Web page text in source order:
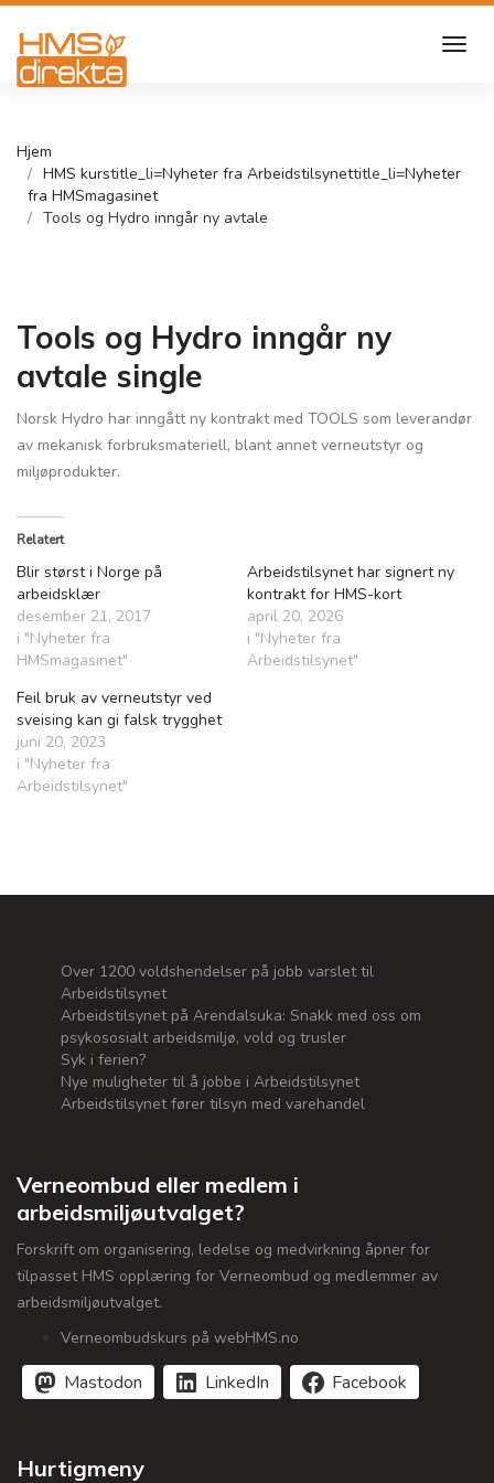
Hjem
HMS kurstitle_li=Nyheter fra Arbeidstilsynettitle_li=Nyheter
fra HMSmagasinet
Tools og Hydro inngår ny avtale
Tools og Hydro inngår ny
avtale single
Norsk Hydro har inngått ny kontrakt med TOOLS som leverandør
av mekanisk forbruksmateriell, blant annet verneutstyr og
miljøprodukter.
Relatert
Blir størst i Norge på
arbeidsklær
desember 21, 2017
i "Nyheter fra
HMSmagasinet"
Arbeidstilsynet har signert ny
kontrakt for HMS-kort
april 20, 2026
i "Nyheter fra
Arbeidstilsynet"
Feil bruk av verneutstyr ved
sveising kan gi falsk trygghet
juni 20, 2023
i "Nyheter fra
Arbeidstilsynet"
Over 1200 voldshendelser på jobb varslet til
Arbeidstilsynet
Arbeidstilsynet på Arendalsuka: Snakk med oss om
psykososialt arbeidsmiljø, vold og trusler
Syk i ferien?
Nye muligheter til å jobbe i Arbeidstilsynet
Arbeidstilsynet fører tilsyn med varehandel
Verneombud eller medlem i
arbeidsmiljøutvalget?
Forskrift om organisering, ledelse og medvirkning åpner for
tilpasset HMS opplæring for Verneombud og medlemmer av
arbeidsmiljøutvalget.
Verneombudskurs på webHMS.no
Mastodon LinkedIn Facebook
Hurtigmeny